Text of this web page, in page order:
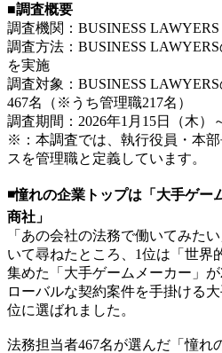
■調査概要
調査機関：BUSINESS LAWYERS
調査方法：BUSINESS
を実施
調査対象：BUSINESS
467名（※うち管理職217名）
調査期間：2026年1月15日（木）
※：本調査では、執行役員・本
スを管理職と定義しています。
◾️憧れの企業トップは「大手ゲ
商社」
「あの会社の法務で働いてみた
いて尋ねたところ、1位は「世界
集めた「大手ゲームメーカー」
ローバルな契約案件を手掛ける
位に選ばれました。
法務担当者467名が選んだ「憧れ